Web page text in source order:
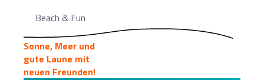
Beach & Fun
Sonne, Meer und
gute Laune mit
neuen Freunden!